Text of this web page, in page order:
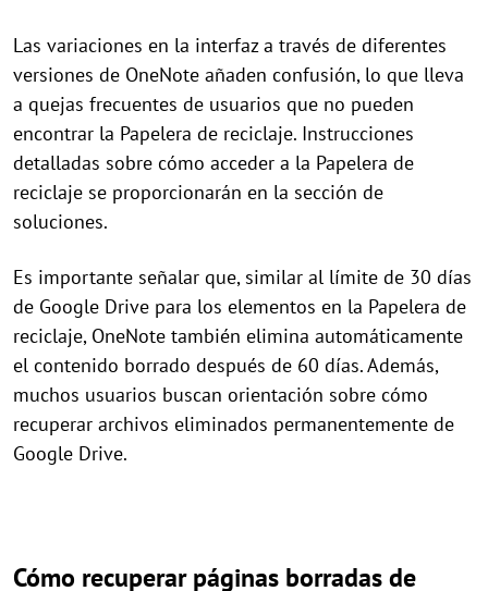
Las variaciones en la interfaz a través de diferentes
versiones de OneNote añaden confusión, lo que lleva
a quejas frecuentes de usuarios que no pueden
encontrar la Papelera de reciclaje. Instrucciones
detalladas sobre cómo acceder a la Papelera de
reciclaje se proporcionarán en la sección de
soluciones.
Es importante señalar que, similar al límite de 30 días
de Google Drive para los elementos en la Papelera de
reciclaje, OneNote también elimina automáticamente
el contenido borrado después de 60 días. Además,
muchos usuarios buscan orientación sobre cómo
recuperar archivos eliminados permanentemente de
Google Drive.
Cómo recuperar páginas borradas de